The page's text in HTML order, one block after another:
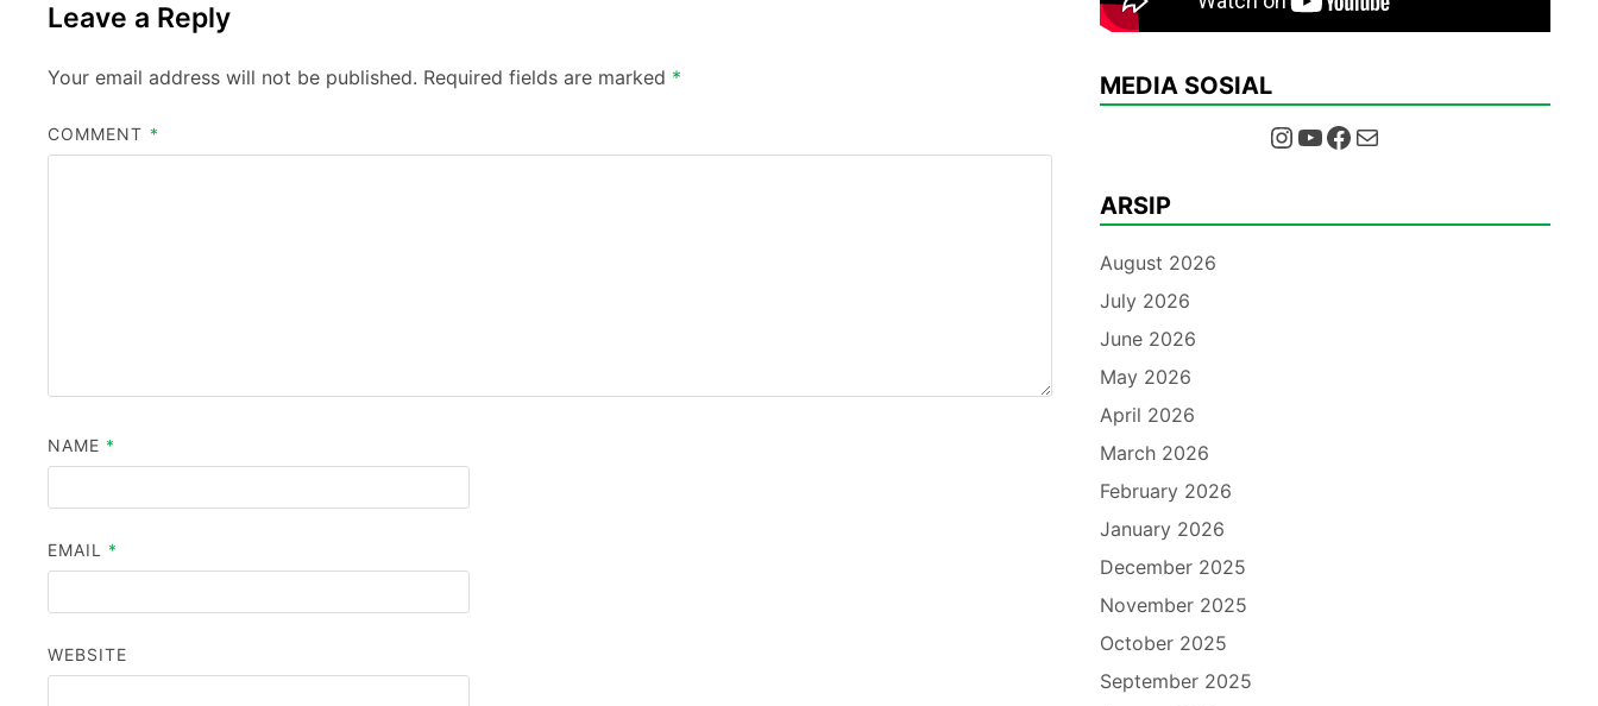
Leave a Reply
Your email address will not be published. Required fields are marked *
COMMENT *
NAME *
EMAIL *
WEBSITE
MEDIA SOSIAL
InstagramYouTube Facebook Mail
ARSIP
August 2026
July 2026
June 2026
May 2026
April 2026
March 2026
February 2026
January 2026
December 2025
November 2025
October 2025
September 2025